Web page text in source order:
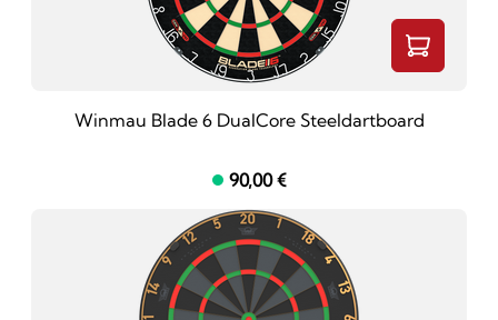
Winmau Blade 6 DualCore Steeldartboard
90,00 €